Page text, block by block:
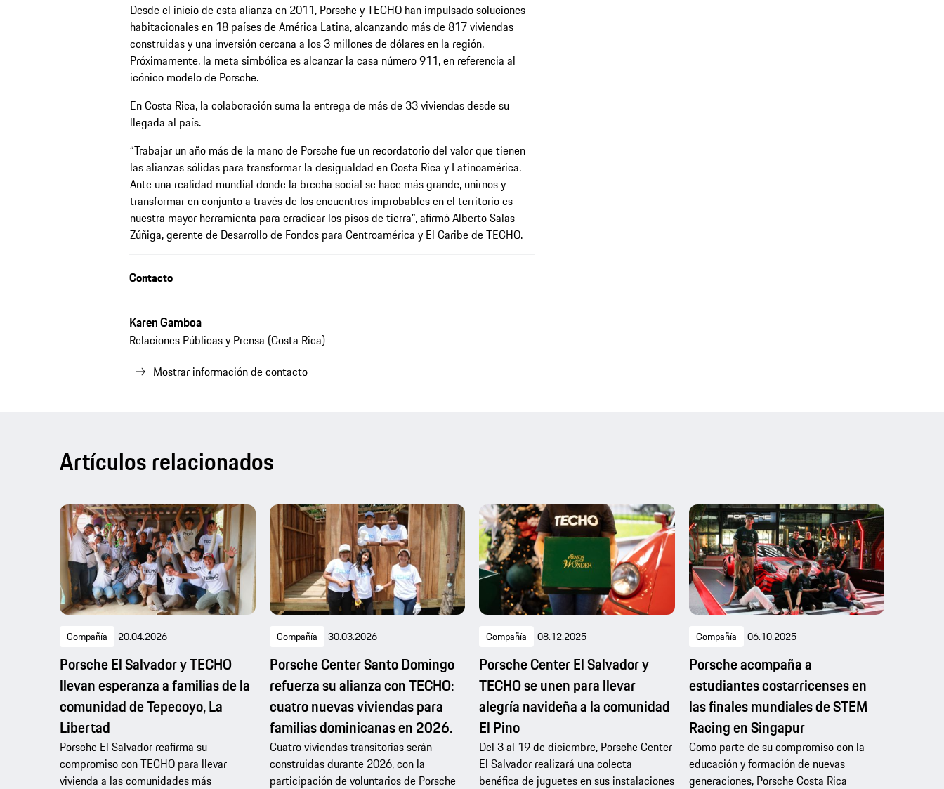
Desde el inicio de esta alianza en 2011, Porsche y TECHO han impulsado soluciones
habitacionales en 18 países de América Latina, alcanzando más de 817 viviendas
construidas y una inversión cercana a los 3 millones de dólares en la región.
Próximamente, la meta simbólica es alcanzar la casa número 911, en referencia al
icónico modelo de Porsche.
En Costa Rica, la colaboración suma la entrega de más de 33 viviendas desde su
llegada al país.
“Trabajar un año más de la mano de Porsche fue un recordatorio del valor que tienen
las alianzas sólidas para transformar la desigualdad en Costa Rica y Latinoamérica.
Ante una realidad mundial donde la brecha social se hace más grande, unirnos y
transformar en conjunto a través de los encuentros improbables en el territorio es
nuestra mayor herramienta para erradicar los pisos de tierra”, afirmó Alberto Salas
Zúñiga, gerente de Desarrollo de Fondos para Centroamérica y El Caribe de TECHO.
Contacto
Karen Gamboa
Relaciones Públicas y Prensa (Costa Rica)
Mostrar información de contacto
Artículos relacionados
Compañía 20.04.2026
Porsche El Salvador y TECHO
llevan esperanza a familias de la
comunidad de Tepecoyo, La
Libertad
Porsche El Salvador reafirma su
compromiso con TECHO para llevar
vivienda a las comunidades más
Compañía 30.03.2026
Porsche Center Santo Domingo
refuerza su alianza con TECHO:
cuatro nuevas viviendas para
familias dominicanas en 2026.
Cuatro viviendas transitorias serán
construidas durante 2026, con la
participación de voluntarios de Porsche
Compañía 08.12.2025
Porsche Center El Salvador y
TECHO se unen para llevar
alegría navideña a la comunidad
El Pino
Del 3 al 19 de diciembre, Porsche Center
El Salvador realizará una colecta
benéfica de juguetes en sus instalaciones
Compañía 06.10.2025
Porsche acompaña a
estudiantes costarricenses en
las finales mundiales de STEM
Racing en Singapur
Como parte de su compromiso con la
educación y formación de nuevas
generaciones, Porsche Costa Rica